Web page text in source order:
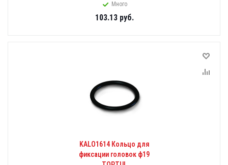
Много
103.13руб.
KALO1614 Кольцо для
фиксации головок ф19